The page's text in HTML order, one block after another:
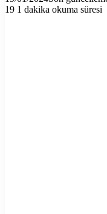
19 1 dakika okuma süresi